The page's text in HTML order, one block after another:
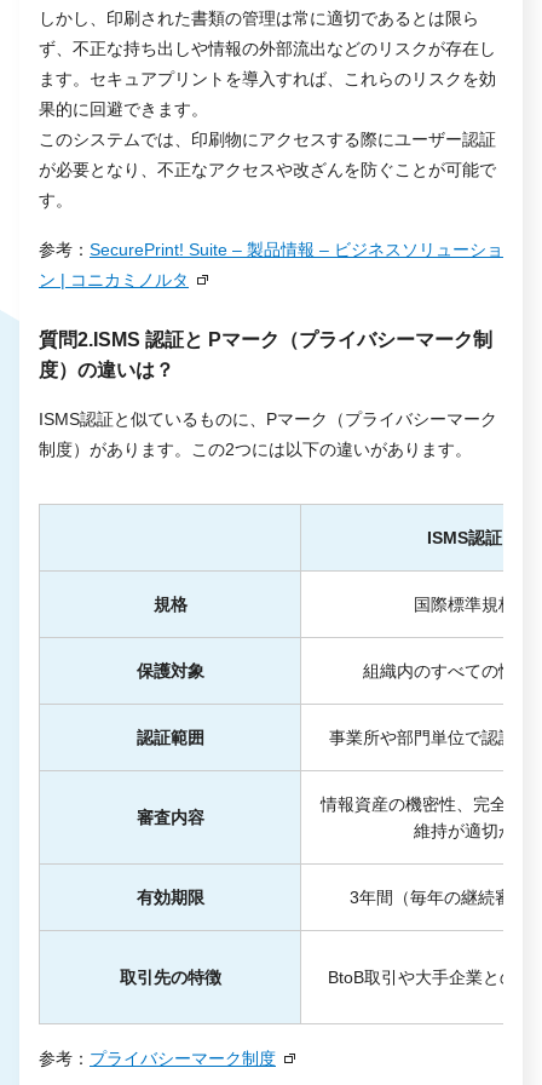
しかし、印刷された書類の管理は常に適切であるとは限ら
ず、不正な持ち出しや情報の外部流出などのリスクが存在し
ます。セキュアプリントを導入すれば、これらのリスクを効
果的に回避できます。
このシステムでは、印刷物にアクセスする際にユーザー認証
が必要となり、不正なアクセスや改ざんを防ぐことが可能で
す。
参考： SecurePrint! Suite – 製品情報 – ビジネスソリューショ
ン | コニカミノルタ
質問2.ISMS 認証と Pマーク（プライバシーマーク制
度）の違いは？
ISMS認証と似ているものに、Pマーク（プライバシーマーク
制度）があります。この2つには以下の違いがあります。
ISMS認証
規格 国際標準規格
保護対象 組織内のすべての情報
認証範囲 事業所や部門単位で認証取
審査内容
情報資産の機密性、完全性
維持が適切か
有効期限 3年間（毎年の継続審査
取引先の特徴 BtoB取引や大手企業との取
参考： プライバシーマーク制度